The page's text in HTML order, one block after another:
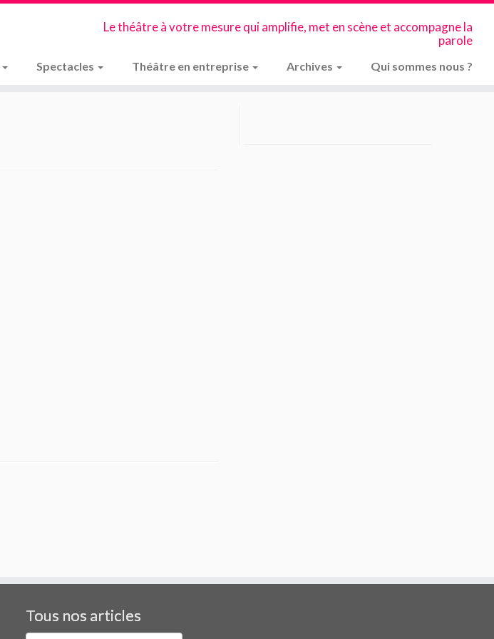
Le théâtre à votre mesure qui amplifie, met en scène et accompagne la
parole
Spectacles Théâtre en entreprise Archives Qui sommes nous ?
Tous nos articles